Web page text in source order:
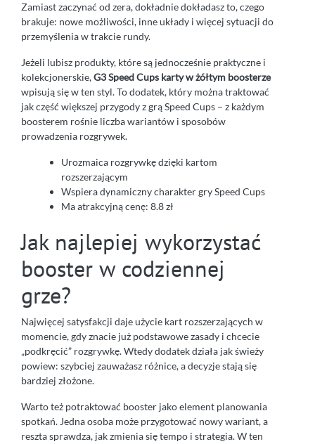
Zamiast zaczynać od zera, dokładnie dokładasz to, czego
brakuje: nowe możliwości, inne układy i więcej sytuacji do
przemyślenia w trakcie rundy.
Jeżeli lubisz produkty, które są jednocześnie praktyczne i
kolekcjonerskie,G3 Speed Cups karty w żółtym boosterze
wpisują się w ten styl. To dodatek, który można traktować
jak część większej przygody z grą Speed Cups – z każdym
boosterem rośnie liczba wariantów i sposobów
prowadzenia rozgrywek.
Urozmaica rozgrywkę dzięki kartom
rozszerzającym
Wspiera dynamiczny charakter gry Speed Cups
Ma atrakcyjną cenę: 8.8 zł
Jak najlepiej wykorzystać
booster w codziennej
grze?
Najwięcej satysfakcji daje użycie kart rozszerzających w
momencie, gdy znacie już podstawowe zasady i chcecie
„podkręcić” rozgrywkę. Wtedy dodatek działa jak świeży
powiew: szybciej zauważasz różnice, a decyzje stają się
bardziej złożone.
Warto też potraktować booster jako element planowania
spotkań. Jedna osoba może przygotować nowy wariant, a
reszta sprawdza, jak zmienia się tempo i strategia. W ten